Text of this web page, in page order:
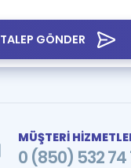
TALEP GÖNDER
MÜŞTERİ
0 (850) 532 74